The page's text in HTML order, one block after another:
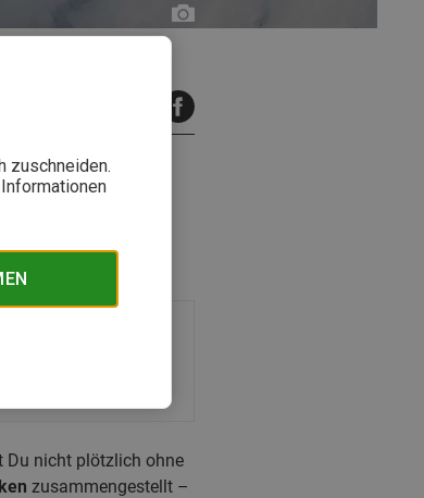
zuschneiden.
Bergzeit
findest Du
Du nicht plötzlich ohne
zusammengestellt –